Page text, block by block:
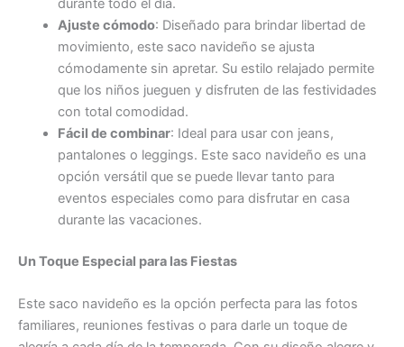
durante todo el día.
Ajuste cómodo: Diseñado para brindar libertad de
movimiento, este saco navideño se ajusta
cómodamente sin apretar. Su estilo relajado permite
que los niños jueguen y disfruten de las festividades
con total comodidad.
Fácil de combinar: Ideal para usar con jeans,
pantalones o leggings. Este saco navideño es una
opción versátil que se puede llevar tanto para
eventos especiales como para disfrutar en casa
durante las vacaciones.
Un Toque Especial para las Fiestas
Este saco navideño es la opción perfecta para las fotos
familiares, reuniones festivas o para darle un toque de